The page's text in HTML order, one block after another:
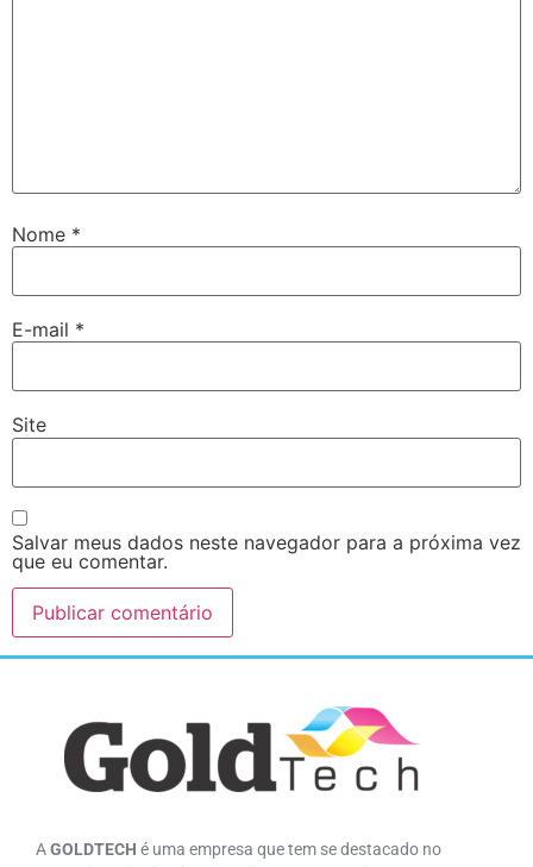
Nome *
E-mail *
Site
Salvar meus dados neste navegador para a próxima vez
que eu comentar.
AGOLDTECH é uma empresa que tem se destacado no